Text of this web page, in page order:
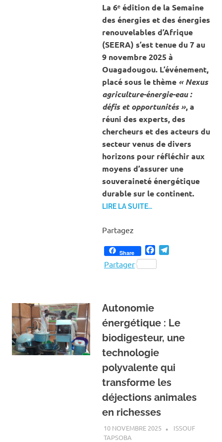
La 6ᵉ édition de la Semaine
des énergies et des énergies
renouvelables d’Afrique
(SEERA) s’est tenue du 7 au
9 novembre 2025 à
Ouagadougou. L’événement,
placé sous le thème « Nexus
agriculture-énergie-eau :
défis et opportunités », a
réuni des experts, des
chercheurs et des acteurs du
secteur venus de divers
horizons pour réfléchir aux
moyens d’assurer une
souveraineté énergétique
durable sur le continent.
LIRE LA SUITE…
Partagez
Share Facebook
Partager
‎Autonomie
énergétique : Le
biodigesteur, une
technologie
polyvalente qui
transforme les
déjections animales
en richesses
10 NOVEMBRE 2025
ISSOUF
TAPSOBA